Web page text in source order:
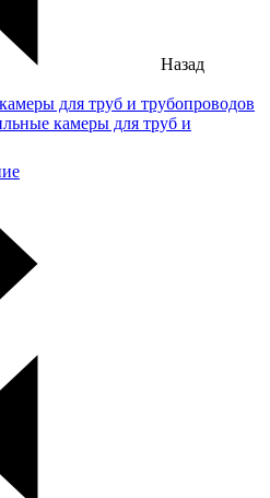
Назад
для труб и трубопроводов
камеры для труб и